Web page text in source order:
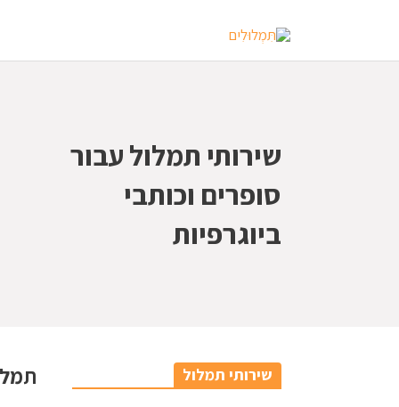
שירותי תמלול עבור
סופרים וכותבי
ביוגרפיות
שירותי תמלול